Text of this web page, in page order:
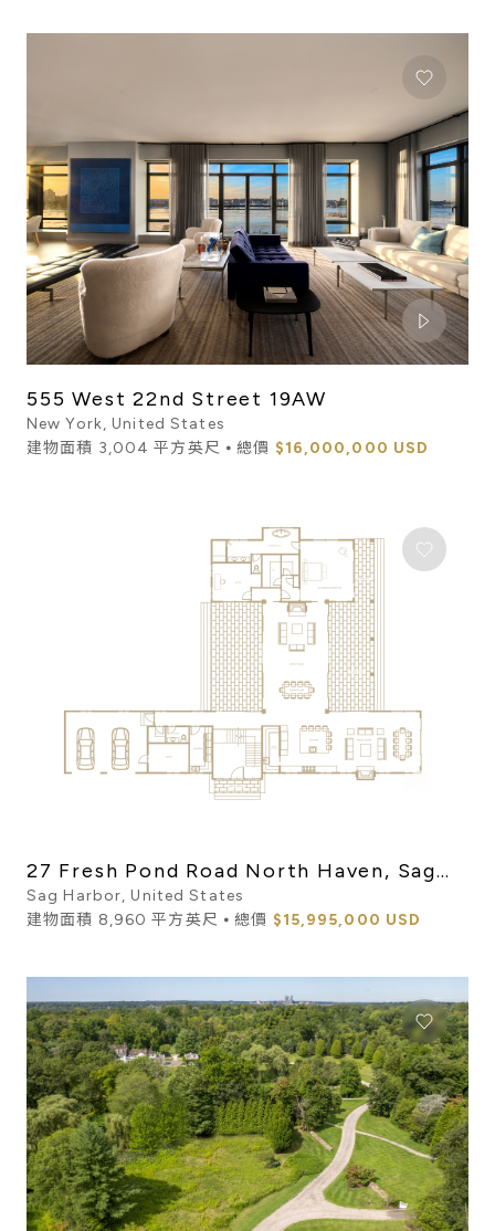
555 West 22nd Street 19AW
New York, United States
建物面積 3,004 平方英尺 ⦁ 總價 $16,000,000 USD
27 Fresh Pond Road North Haven, Sag
Harbor
Sag Harbor, United States
建物面積 8,960 平方英尺 ⦁ 總價 $15,995,000 USD